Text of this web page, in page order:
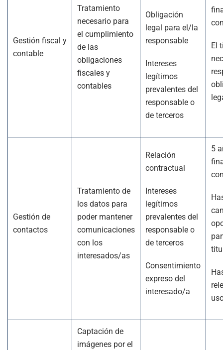
Gestión fiscal y
contable
Tratamiento
necesario para
el cumplimiento
de las
obligaciones
fiscales y
contables
Obligación
legal para el/la
responsable
Intereses
legítimos
prevalentes del
responsable o
de terceros
El
Gestión de
contactos
Tratamiento de
los datos para
poder mantener
comunicaciones
con los
interesados/as
Relación
contractual
Intereses
legítimos
prevalentes del
responsable o
de terceros
Consentimiento
expreso del
interesado/a
5
Captación de
imágenes por el